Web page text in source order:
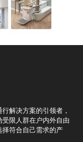
解决方案的引领者，
限人群在户内外自由
择符合自己需求的产